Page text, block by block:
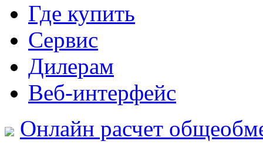
Где купить
Сервис
Дилерам
Веб-интерфейс
Онлайн расчет